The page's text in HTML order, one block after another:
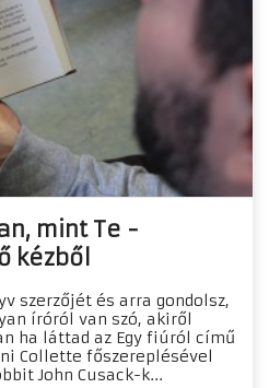
mint Te -
kézből
szerzőjét és arra gondolsz,
íróról van szó, akiről
ha láttad az Egy fiúról című
Collette főszereplésével
John Cusack-k...